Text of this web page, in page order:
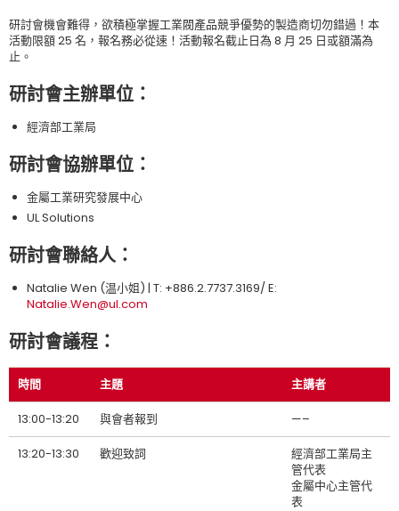
研討會機會難得，欲積極掌握工業閥產品競爭優勢的製造商切勿錯過！本
活動限額 25 名，報名務必從速！活動報名截止日為 8 月 25 日或額滿為
止。
研討會主辦單位：
經濟部工業局
研討會協辦單位：
金屬工業研究發展中心
UL Solutions
研討會聯絡人：
Natalie Wen (温小姐) | T: +886.2.7737.3169/ E:
Natalie.Wen@ul.com
研討會議程：
時間 主題 主講者
13:00-13:20 與會者報到 —–
13:20-13:30 歡迎致詞
經濟部工業局主
管代表
金屬中心主管代
表